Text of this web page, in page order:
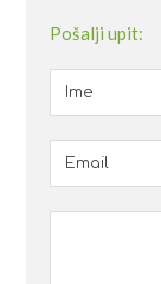
Pošalji upit: